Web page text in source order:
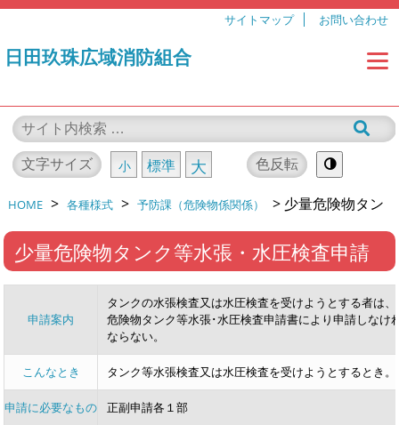
サイトマップ お問い合わせ
日田玖珠広域消防組合
文字サイズ 小 標準 大 色反転
HOME > 各種様式 > 予防課（危険物係関係） > 少量危険物タン
ク等水張・水圧検査申請
少量危険物タンク等水張・水圧検査申請
申請案内
タンクの水張検査又は水圧検査を受けようとする者は
危険物タンク等水張･水圧検査申請書により申請しなけ
ならない。
こんなとき タンク等水張検査又は水圧検査を受けようとするとき。
申請に必要なもの 正副申請各１部